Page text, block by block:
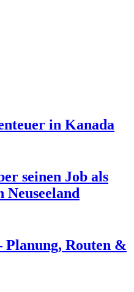
in Kanada
seinen Job als
Routen &